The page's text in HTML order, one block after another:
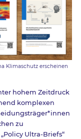
Klimaschutz erscheinen
hohem Zeitdruck
komplexen
zu
Ultra-Briefs“